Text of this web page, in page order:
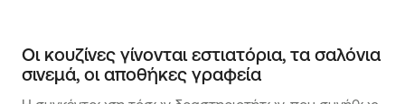
Οι κουζίνες γίνονται εστιατόρια, τα σαλόνια
σινεμά, οι αποθήκες γραφεία